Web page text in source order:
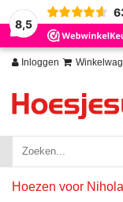
8,5
Inloggen
Hoezen voor
Wij slaan cookies op om